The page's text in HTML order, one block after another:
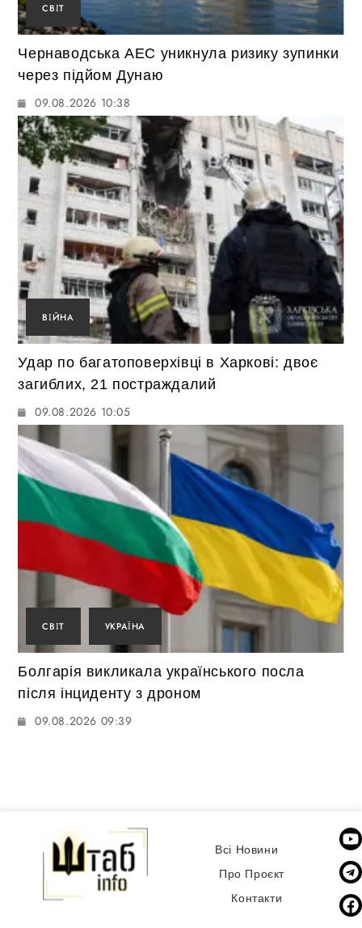
СВІТ
Чернаводська АЕС уникнула ризику зупинки
через підйом Дунаю
09.08.2026 10:38
ВІЙНА
Удар по багатоповерхівці в Харкові: двоє
загиблих, 21 постраждалий
09.08.2026 10:05
СВІТ УКРАЇНА
Болгарія викликала українського посла
після інциденту з дроном
09.08.2026 09:39
Всі Новини
Про Проєкт
Контакти